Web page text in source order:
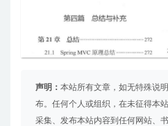
声明： 本站所有文章，如无特殊说
布。任何个人或组织，在未征得本
采集、发布本站内容到任何网站、